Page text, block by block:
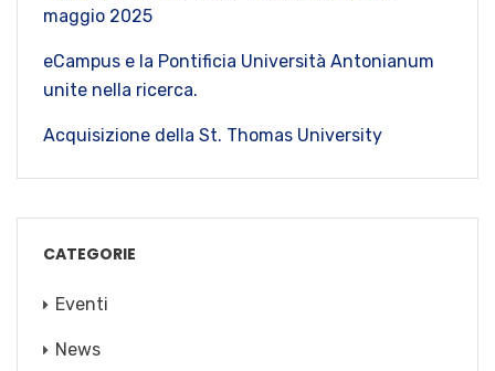
maggio 2025
eCampus e la Pontificia Università Antonianum
unite nella ricerca.
Acquisizione della St. Thomas University
CATEGORIE
Eventi
News